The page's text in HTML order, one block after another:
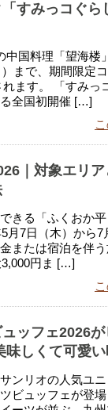
すみっコぐら
中国料理「望海楼
まで、期間限定
ます。 「すみっ
全国初開催 […]
｜対象エリ
きる「ふくおか平
月7日（木）から7
または宿泊を伴
3,000円ま […]
ッフェ2026
味しくて可愛
ンリオの人気ユ
ビュッフェが登